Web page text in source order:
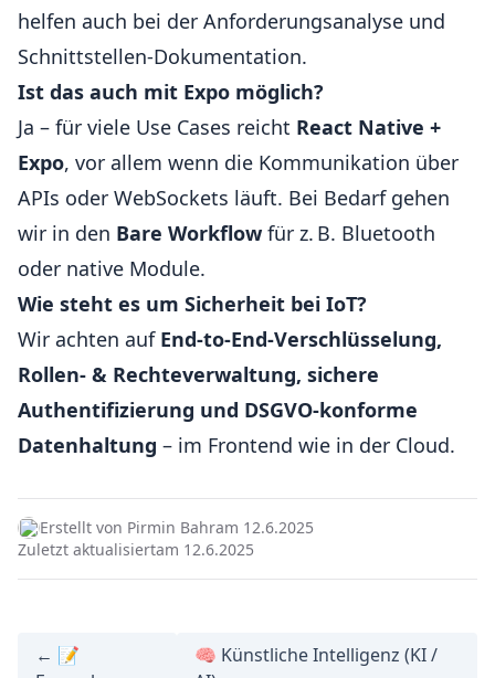
helfen auch bei der Anforderungsanalyse und
Schnittstellen-Dokumentation.
Ist das auch mit Expo möglich?
Ja – für viele Use Cases reicht React Native +
Expo, vor allem wenn die Kommunikation über
APIs oder WebSockets läuft. Bei Bedarf gehen
wir in den Bare Workflow für z. B. Bluetooth
oder native Module.
Wie steht es um Sicherheit bei IoT?
Wir achten auf End-to-End-Verschlüsselung,
Rollen- & Rechteverwaltung, sichere
Authentifizierung und DSGVO-konforme
Datenhaltung – im Frontend wie in der Cloud.
Erstellt von Pirmin Bahram 12.6.2025
Zuletzt aktualisiertam 12.6.2025
← 📝
🧠 Künstliche Intelligenz (KI /